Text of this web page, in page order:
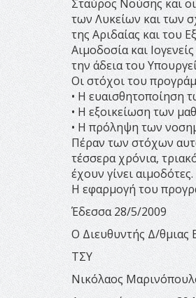
Σταύρος Νούσης και
των Λυκείων και των
της Αριδαίας και του
Αιμοδοσία και
την άδεια του
Οι στόχοι του
• Η ευαισθητοποίηση
• Η εξοικείωση των
• Η πρόληψη των
Πέραν των στόχων
τέσσερα χρόνια,
έχουν γίνει αιμοδότες.
Η εφαρμογή του
Έδεσσα 28/5/2009
Ο Διευθυντής Δ/θμιας
ΤΣΥ
Νικόλαος